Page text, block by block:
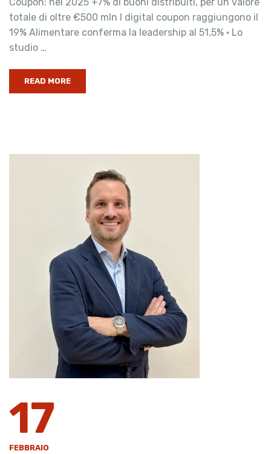
totale di oltre €500 mln I digital coupon raggiungono il
19% Alimentare conferma la leadership al 51,5% · Lo
studio …
READ MORE
17
FEBBRAIO